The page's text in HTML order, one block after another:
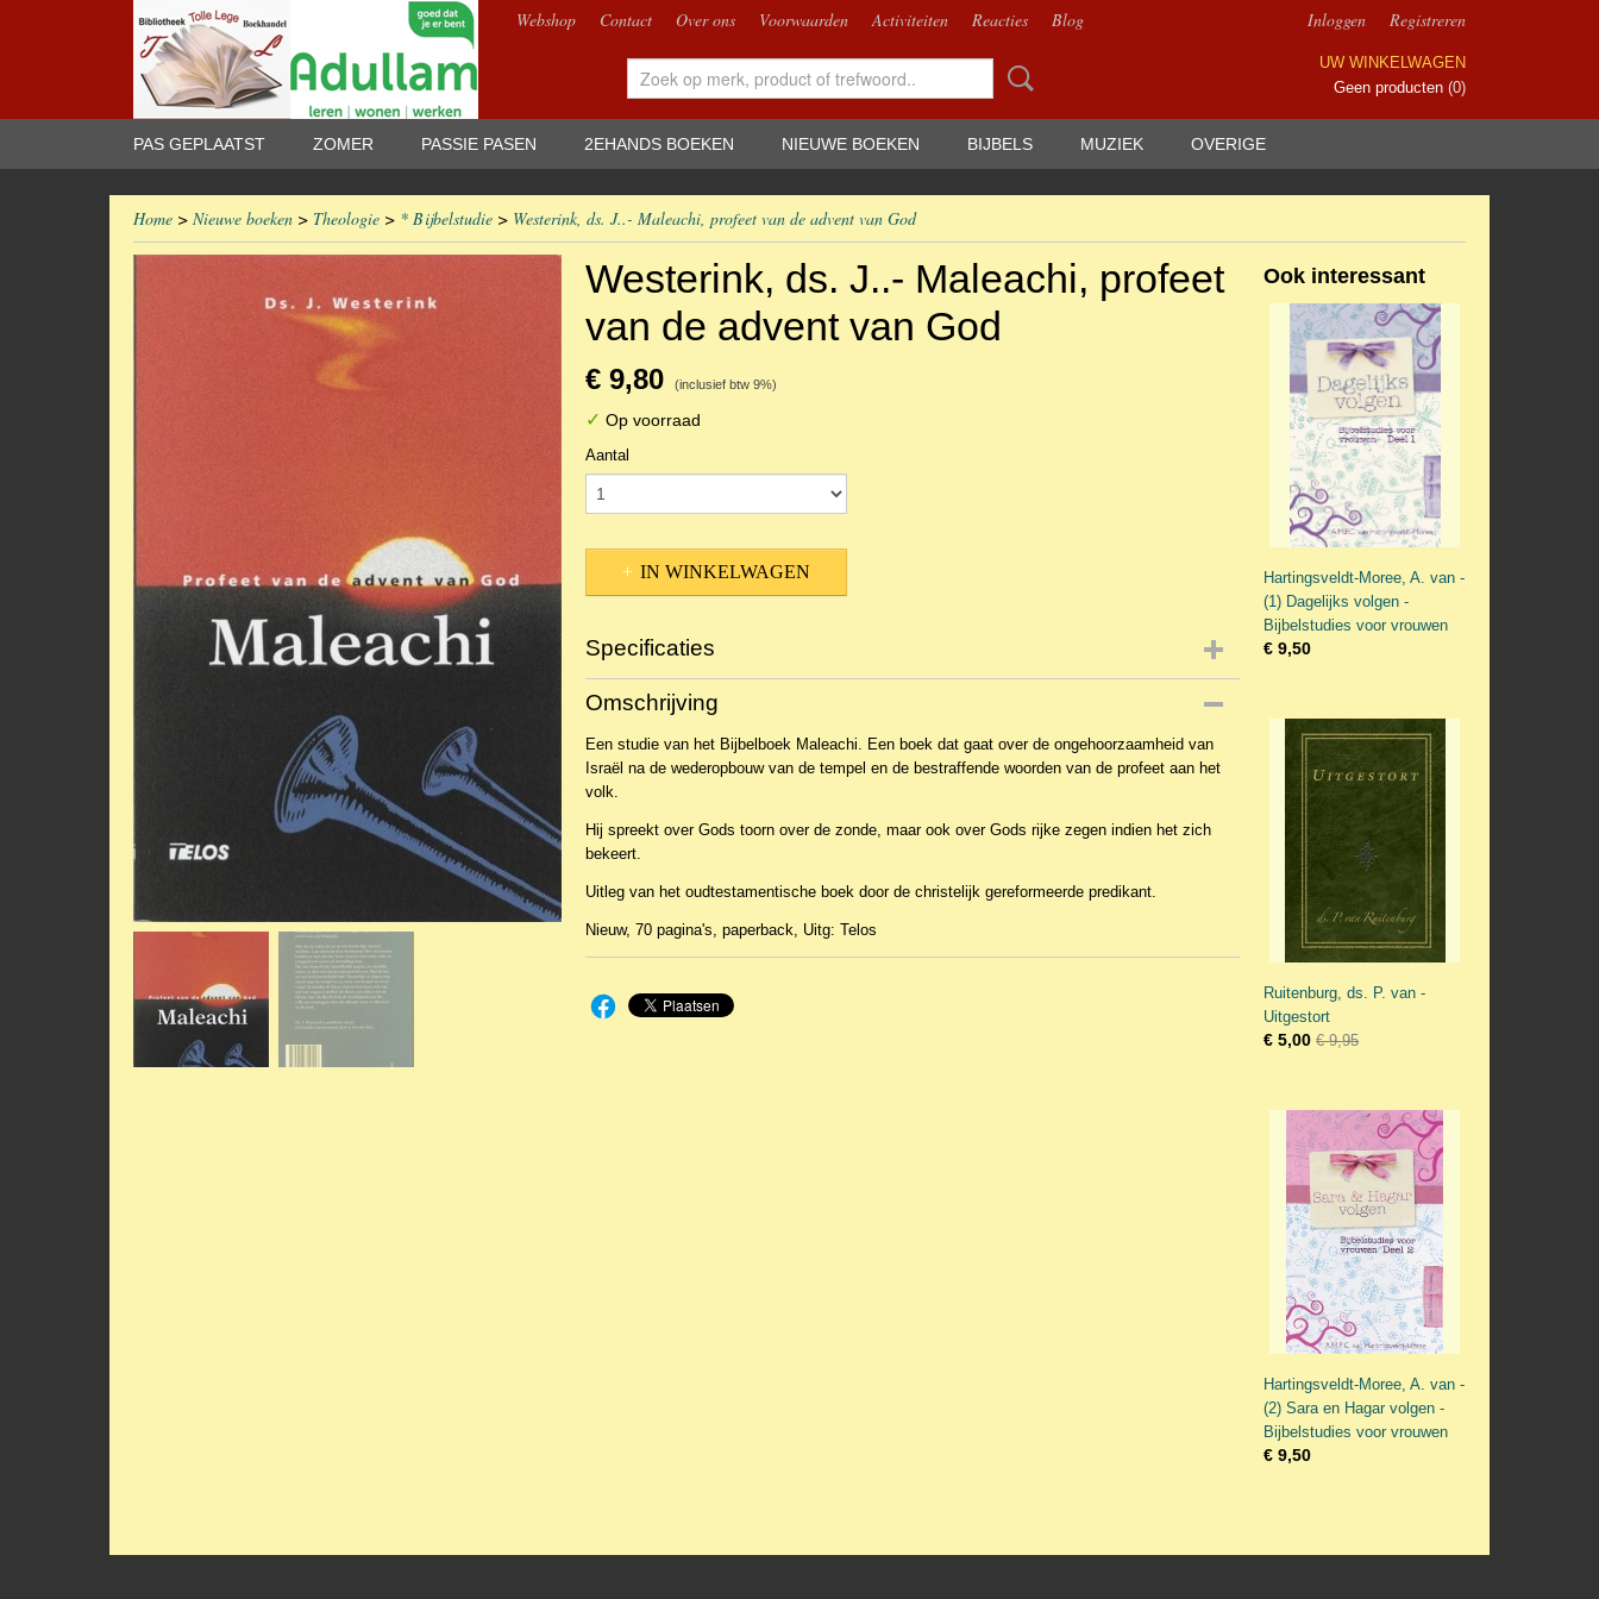
Webshop Contact Over ons Voorwaarden Activiteiten Reacties Blog Inloggen Registreren
UW WINKELWAGEN
Geen producten (0)
PAS GEPLAATST ZOMER PASSIE PASEN 2EHANDS BOEKEN NIEUWE BOEKEN BIJBELS MUZIEK OVERIGE
Home > Nieuwe boeken > Theologie > * Bijbelstudie > Westerink, ds. J..- Maleachi, profeet van de advent van God
Westerink, ds. J..- Maleachi, profeet
van de advent van God
€ 9,80 (inclusief btw 9%)
✓ Op voorraad
Aantal
IN WINKELWAGEN
Specificaties
Productcode
EAN code
Productcode leverancier
Telos
Omschrijving
Een studie van het Bijbelboek Maleachi. Een boek dat gaat over de ongehoorzaamheid van
Israël na de wederopbouw van de tempel en de bestraffende woorden van de profeet aan het
volk.
Hij spreekt over Gods toorn over de zonde, maar ook over Gods rijke zegen indien het zich
bekeert.
Uitleg van het oudtestamentische boek door de christelijk gereformeerde predikant.
Nieuw, 70 pagina's, paperback, Uitg: Telos
Ook interessant
Hartingsveldt-Moree, A. van -
(1) Dagelijks volgen -
Bijbelstudies voor vrouwen
€ 9,50
Ruitenburg, ds. P. van -
Uitgestort
€ 5,00 € 9,95
Hartingsveldt-Moree, A. van -
(2) Sara en Hagar volgen -
Bijbelstudies voor vrouwen
€ 9,50